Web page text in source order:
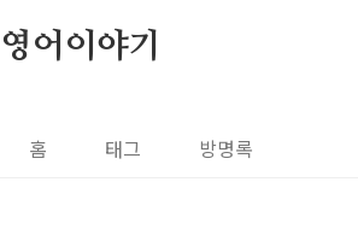
영어이야기
홈 태그 방명록